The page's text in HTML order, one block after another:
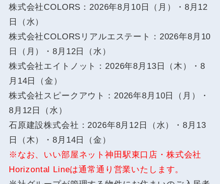
株式会社COLORS：2026年8月10日（月）・8月12
日（水）
株式会社COLORSリアルエステート：2026年8月10
日（月）・8月12日（水）
株式会社エイトノット：2026年8月13日（木）・8
月14日（金）
株式会社スピークアウト：2026年8月10日（月）・
8月12日（水）
石原建設株式会社：2026年8月12日（水）・8月13
日（木）・8月14日（金）
※なお、いい部屋ネット神田駅東口店・株式会社
Horizontal Lineは通常通り営業いたします。